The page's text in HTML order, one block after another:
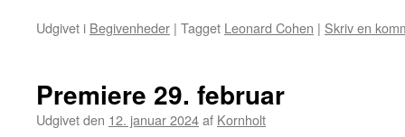
Udgivet i Begivenheder | Tagget Leonard Cohen | Skriv en
Premiere 29. februar
Udgivet den 12. januar 2024af Kornholt